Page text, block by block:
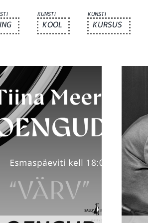
KOOL
KUNSTI
KURSUS
KUNSTI